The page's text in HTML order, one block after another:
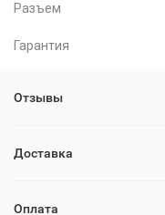
Разъем
Гарантия
Отзывы
Доставка
Оплата